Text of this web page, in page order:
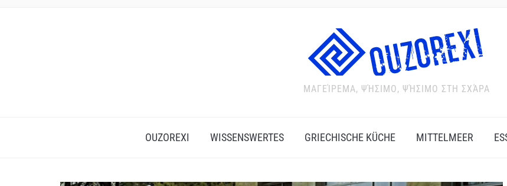
ΜΑΓΕΊΡΕΜΑ, ΨΉΣΙΜΟ, ΨΉΣΙΜΟ ΣΤΗ ΣΧΆΡΑ
OUZOREXI WISSENSWERTES GRIECHISCHE KÜCHE MITTELMEER